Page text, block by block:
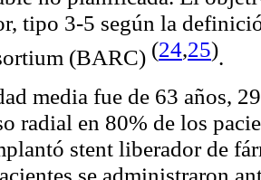
tipo 3-5 según la
(BARC) (24,25).
media fue de 63 años,
radial en 80% de los
stent liberador de
se administraron